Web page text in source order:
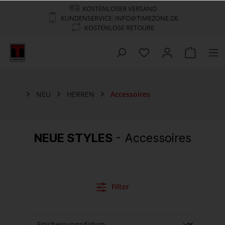
KOSTENLOSER VERSAND
KUNDENSERVICE: INFO@TIMEZONE.DE
KOSTENLOSE RETOURE
NEU HERREN Accessoires
NEUE STYLES - Accessoires
Filter